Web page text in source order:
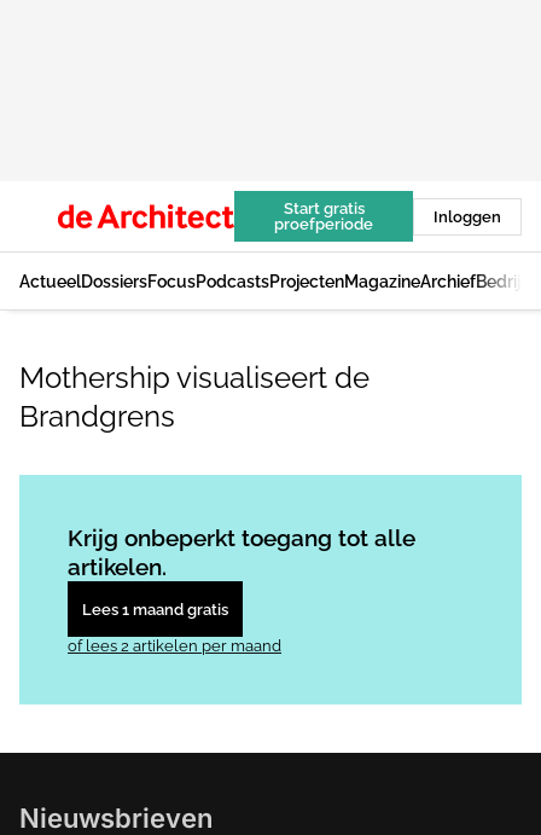
Start gratis
proefperiode
Inloggen
ActueelDossiersFocusPodcastsProjectenMagazineArchief
Mothership visualiseert de
Brandgrens
Krijg onbeperkt toegang tot alle
artikelen.
Lees 1 maand gratis
of lees 2 artikelen per maand
Nieuwsbrieven